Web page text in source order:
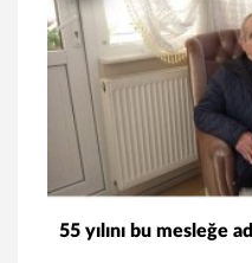
55 yılını bu mesleğe